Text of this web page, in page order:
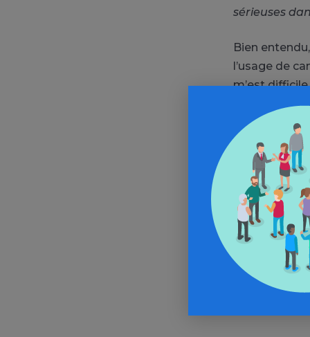
sérieuses
Bien
l’usage de
m’est
substance
des risques
pour une
(plus rapide
faire passer
journée.
pour traiter
nous
vaporisation